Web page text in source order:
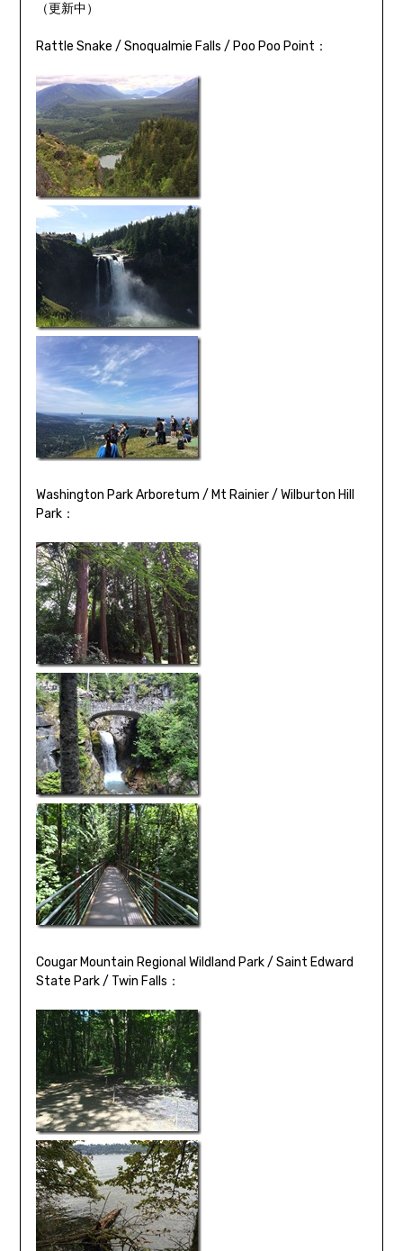
（更新中）
Rattle Snake / Snoqualmie Falls / Poo Poo Point：
Washington Park Arboretum / Mt Rainier / Wilburton Hill
Park：
Cougar Mountain Regional Wildland Park / Saint Edward
State Park / Twin Falls：